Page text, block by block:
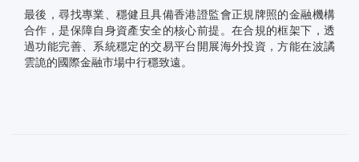
最後，尋找專業、穩健且具備香港證監會正規牌照的金融機構
合作，是保障自身資產安全的核心前提。在合規的框架下，透
過功能完善、系統穩定的交易平台開展海外投資，方能在波譎
雲詭的國際金融市場中行穩致遠。